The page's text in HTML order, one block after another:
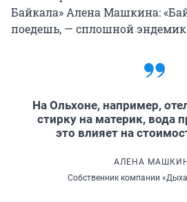
Байкала» Алена Машкина:
поедешь, — сплошной эндемик
На Ольхоне, например,
стирку на материк, вода
это влияет на
АЛЕНА
Собственник компании